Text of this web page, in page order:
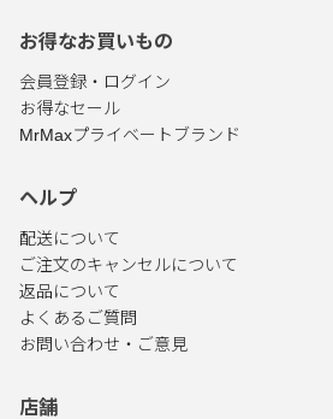
お得なお買いもの
会員登録・ログイン
お得なセール
MrMaxプライベートブランド
ヘルプ
配送について
ご注文のキャンセルについて
返品について
よくあるご質問
お問い合わせ・ご意見
店舗